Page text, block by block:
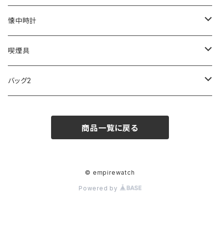
SKAGEN
FOOTBALL WATCHES
ARCA FUTURA
COACH
BVLGARI
VANQUISH
DANIEL WELLINGTON
SWAROVSKI
VIVIENNE WESTWOOD
MONTBLANC
Fashion Accessory Cllection
ISLAND
GULLWING
LESPORTSAC
PRADA
MONDAINE
MAWA
その他
CROSS
MONTBLANC
SWAROVSKI
CASIO
AMOS
OMMIX
COACH
CREATE
TORAY
OMRON
SPICE OF LIFE
懐中時計
MONDAINE
喫煙具
ZIPPO
TSUBOTA PEARL
バッグ2
商品一覧に戻る
© empirewatch
Powered by